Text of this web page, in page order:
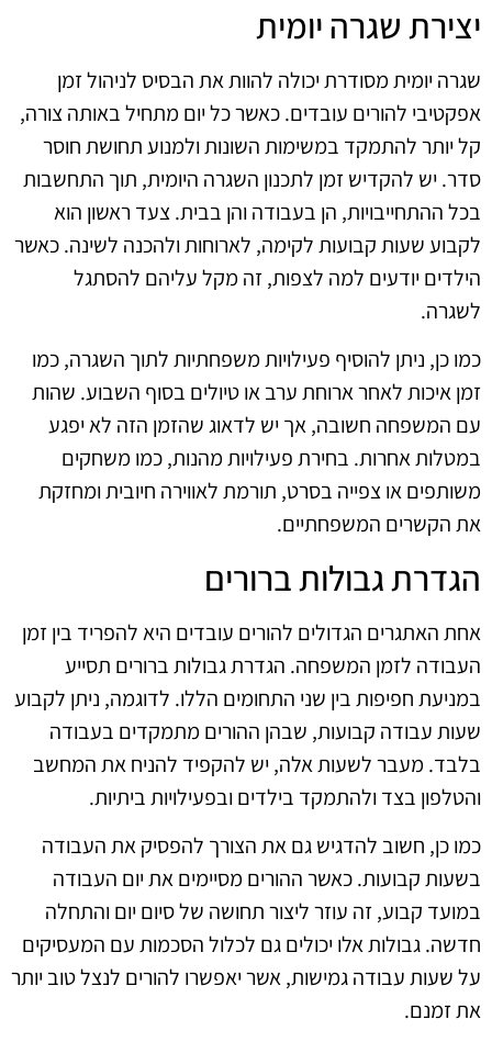
יצירת שגרה יומית
שגרה יומית מסודרת יכולה להוות את הבסיס לניהול זמן
אפקטיבי להורים עובדים. כאשר כל יום מתחיל באותה צורה,
קל יותר להתמקד במשימות השונות ולמנוע תחושת חוסר
סדר. יש להקדיש זמן לתכנון השגרה היומית, תוך התחשבות
בכל ההתחייבויות, הן בעבודה והן בבית. צעד ראשון הוא
לקבוע שעות קבועות לקימה, לארוחות ולהכנה לשינה. כאשר
הילדים יודעים למה לצפות, זה מקל עליהם להסתגל
לשגרה.
כמו כן, ניתן להוסיף פעילויות משפחתיות לתוך השגרה, כמו
זמן איכות לאחר ארוחת ערב או טיולים בסוף השבוע. שהות
עם המשפחה חשובה, אך יש לדאוג שהזמן הזה לא יפגע
במטלות אחרות. בחירת פעילויות מהנות, כמו משחקים
משותפים או צפייה בסרט, תורמת לאווירה חיובית ומחזקת
את הקשרים המשפחתיים.
הגדרת גבולות ברורים
אחת האתגרים הגדולים להורים עובדים היא להפריד בין זמן
העבודה לזמן המשפחה. הגדרת גבולות ברורים תסייע
במניעת חפיפות בין שני התחומים הללו. לדוגמה, ניתן לקבוע
שעות עבודה קבועות, שבהן ההורים מתמקדים בעבודה
בלבד. מעבר לשעות אלה, יש להקפיד להניח את המחשב
והטלפון בצד ולהתמקד בילדים ובפעילויות ביתיות.
כמו כן, חשוב להדגיש גם את הצורך להפסיק את העבודה
בשעות קבועות. כאשר ההורים מסיימים את יום העבודה
במועד קבוע, זה עוזר ליצור תחושה של סיום יום והתחלה
חדשה. גבולות אלו יכולים גם לכלול הסכמות עם המעסיקים
על שעות עבודה גמישות, אשר יאפשרו להורים לנצל טוב יותר
את זמנם.